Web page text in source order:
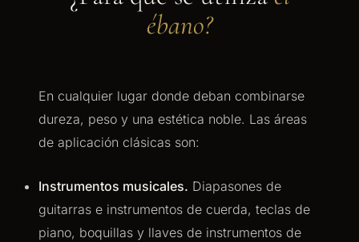
ébano?
En cualquier lugar donde deban combinarse
dureza, peso y una estética noble. Las áreas
de aplicación clásicas son:
Instrumentos musicales. Diapasones de
guitarras e instrumentos de cuerda, teclas de
piano, boquillas y llaves de instrumentos de